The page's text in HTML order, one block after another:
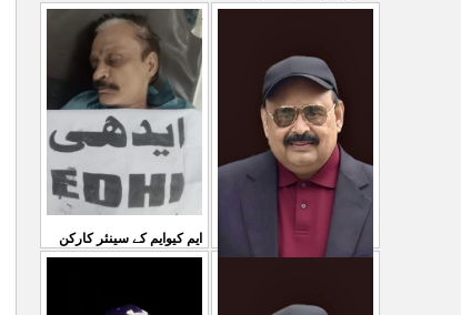
کشمیریوں کو گولیاں مارکر
شہ رگ کوکاٹ دیا گی
31 Jul 2026
سمیع الدین رحمانی ک
ایم کیوایم کے سینئر کارکن